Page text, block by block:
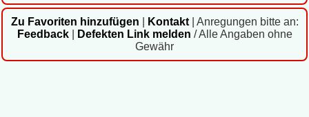
Zu Favoriten hinzufügen Kontakt| Anregungen bitte an:
Feedback| Defekten Link melden / Alle Angaben ohne
Gewähr